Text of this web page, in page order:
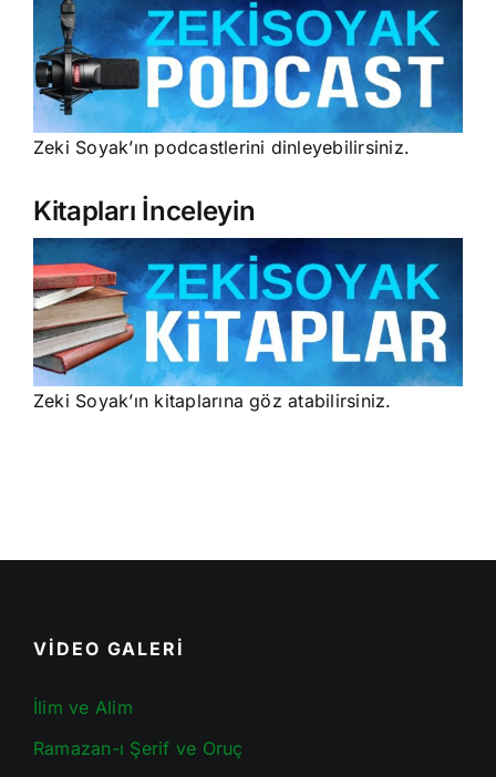
Zeki Soyak’ın podcastlerini dinleyebilirsiniz.
Kitapları İnceleyin
Zeki Soyak’ın kitaplarına göz atabilirsiniz.
VİDEO GALERİ
İlim ve Alim
Ramazan-ı Şerif ve Oruç